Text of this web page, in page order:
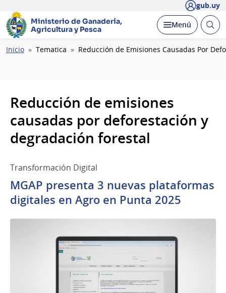
gub.uy
Ministerio de Ganadería,
Agricultura y Pesca
Desplegar
Menú Abrir
Ruta
Inicio Tematica Reducción de Emisiones Causadas Por
Reducción de emisiones
causadas por deforestación y
degradación forestal
Transformación Digital
MGAP presenta 3 nuevas plataformas
digitales en Agro en Punta 2025